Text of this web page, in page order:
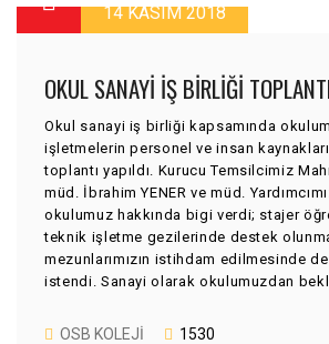
14 KASIM 2018
OKUL SANAYI IŞ BIRLIĞI
Okul sanayi iş birliği kapsamında
işletmelerin personel ve insan kaynakları
toplantı yapıldı. Kurucu Temsilcimiz
müd. İbrahim YENER ve müd.
okulumuz hakkında bigi verdi; stajer
teknik işletme gezilerinde destek
mezunlarımızın istihdam edilmesinde
istendi. Sanayi olarak okulumuzdan
OSB KOLEJI 1530